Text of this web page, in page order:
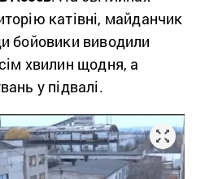
катівні, майданчик
бойовики виводили
хвилин щодня, а
у підвалі.